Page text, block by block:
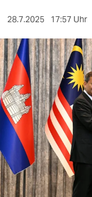
sport
berlin
nord
wahrheit
verlag
verlag
veranstaltungen
28.7.2025 17:57 Uhr